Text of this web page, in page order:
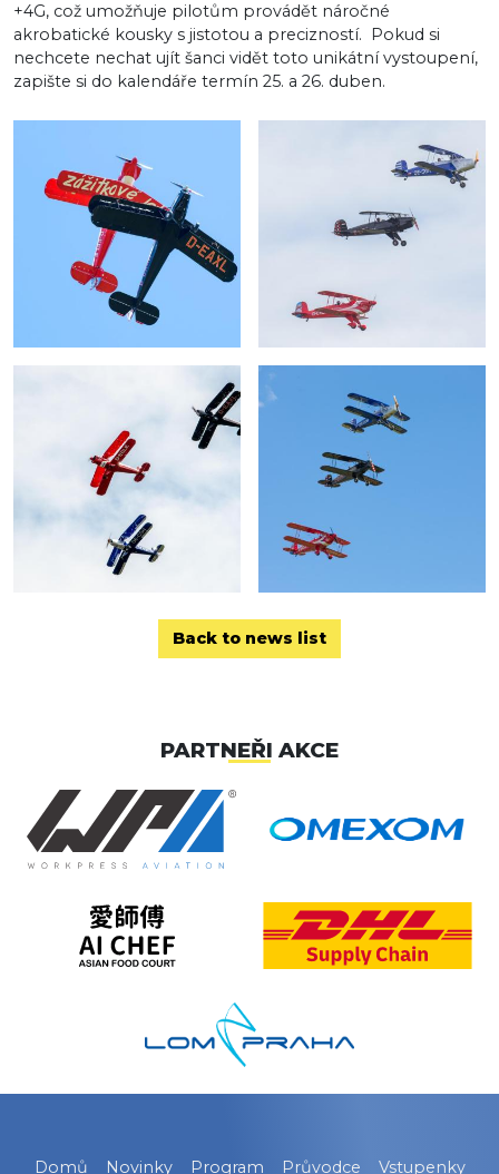
+4G, což umožňuje pilotům provádět náročné
akrobatické kousky s jistotou a precizností. Pokud si
nechcete nechat ujít šanci vidět toto unikátní vystoupení,
zapište si do kalendáře termín 25. a 26. duben.
Back to news list
PARTNEŘI AKCE
Domů Novinky Program Průvodce Vstupenky